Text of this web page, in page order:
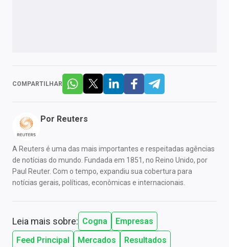
COMPARTILHAR
Por Reuters
A Reuters é uma das mais importantes e respeitadas agências
de notícias do mundo. Fundada em 1851, no Reino Unido, por
Paul Reuter. Com o tempo, expandiu sua cobertura para
notícias gerais, políticas, econômicas e internacionais.
Leia mais sobre: Cogna
Empresas
Feed Principal
Mercados
Resultados